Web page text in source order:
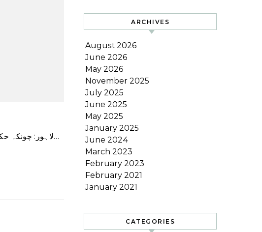
لاہور: چونکہ حکومت کو ملکی معیشت کو سنوارنے کا ایک مشکل کام درپیش ہے، حکمران جماعت پاکستان مسلم لیگ نواز…
ARCHIVES
August 2026
June 2026
May 2026
November 2025
July 2025
June 2025
May 2025
January 2025
June 2024
March 2023
February 2023
February 2021
January 2021
CATEGORIES